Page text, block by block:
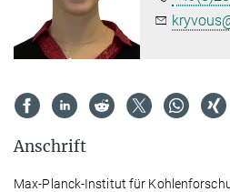
Anschrift
Max-Planck-Institut für